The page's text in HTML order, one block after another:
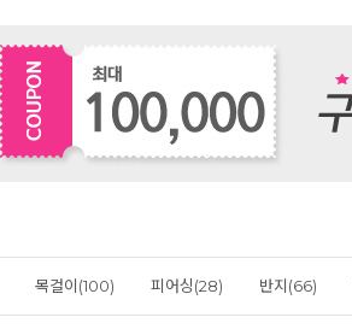
목걸이(100) 피어싱(28) 반지(66)